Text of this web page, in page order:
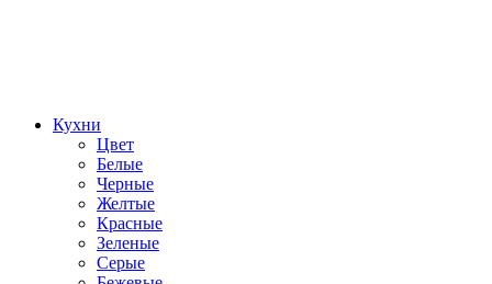
Кухни
Цвет
Белые
Черные
Желтые
Красные
Зеленые
Серые